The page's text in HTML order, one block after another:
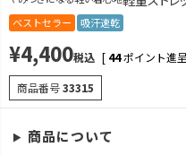
ベストセラー 吸汗速乾
¥4,400税込 [ 44ポイント進
商品番号33315
ブラック
M
商品について